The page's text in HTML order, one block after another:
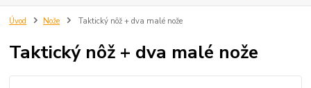
Úvod Nože Taktický nôž + dva malé nože
Taktický nôž + dva malé nože